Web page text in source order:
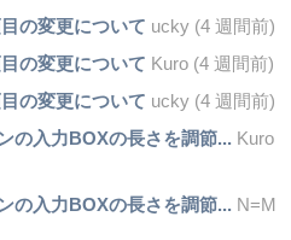
の変更について ucky (4 週間前)
の変更について Kuro (4 週間前)
の変更について ucky (4 週間前)
の入力BOXの長さを調節... Kuro
の入力BOXの長さを調節... N=M